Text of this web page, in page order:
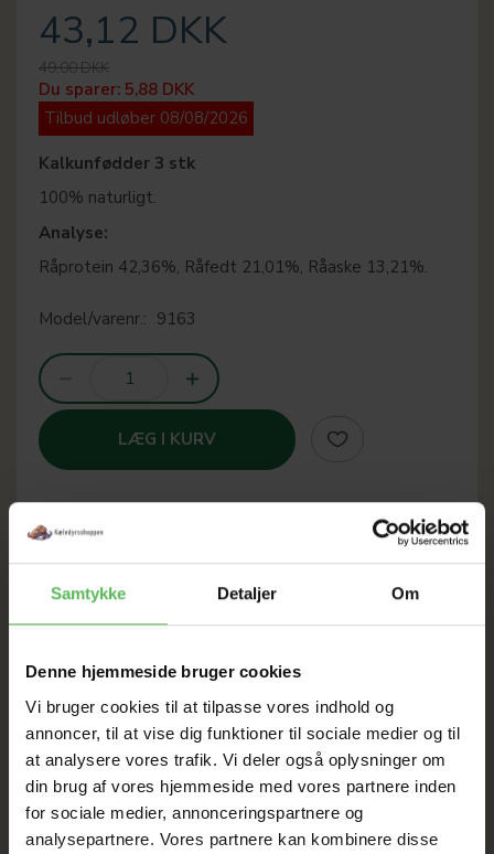
Samtykke Detaljer Om
Denne hjemmeside bruger cookies
Vi bruger cookies til at tilpasse vores indhold og
annoncer, til at vise dig funktioner til sociale medier og til
at analysere vores trafik. Vi deler også oplysninger om
din brug af vores hjemmeside med vores partnere inden
for sociale medier, annonceringspartnere og
analysepartnere. Vores partnere kan kombinere disse
43,12 DKK
49,00 DKK
Du sparer: 5,88 DKK
Tilbud udløber 08/08/2026
Kalkunfødder 3 stk
100% naturligt.
Analyse:
Råprotein 42,36%, Råfedt 21,01%, Råaske 13,21%.
Model/varenr.: 9163
LÆG I KURV
SOMMER
UDSALG
TIL D. 8 AUGUST
HELE WEBSHOPPEN ER
SAT NED